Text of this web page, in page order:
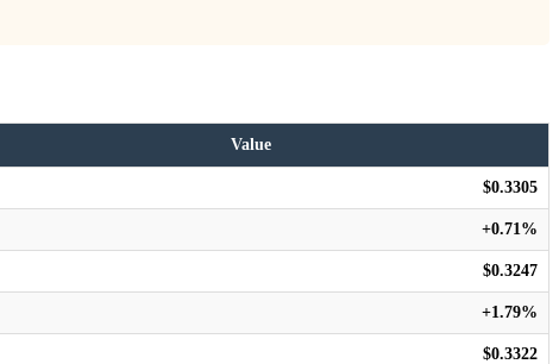
Value
$0.3305
+0.71%
$0.3247
+1.79%
$0.3322